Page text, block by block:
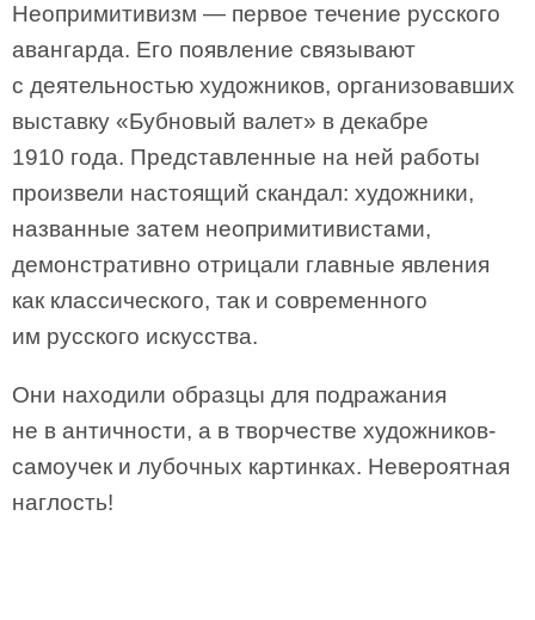
Неопримитивизм — первое течение русского
авангарда. Его появление связывают
с деятельностью художников, организовавших
выставку «Бубновый валет» в декабре
1910 года. Представленные на ней работы
произвели настоящий скандал: художники,
названные затем неопримитивистами,
демонстративно отрицали главные явления
как классического, так и современного
им русского искусства.
Они находили образцы для подражания
не в античности, а в творчестве художников-
самоучек и лубочных картинках. Невероятная
наглость!